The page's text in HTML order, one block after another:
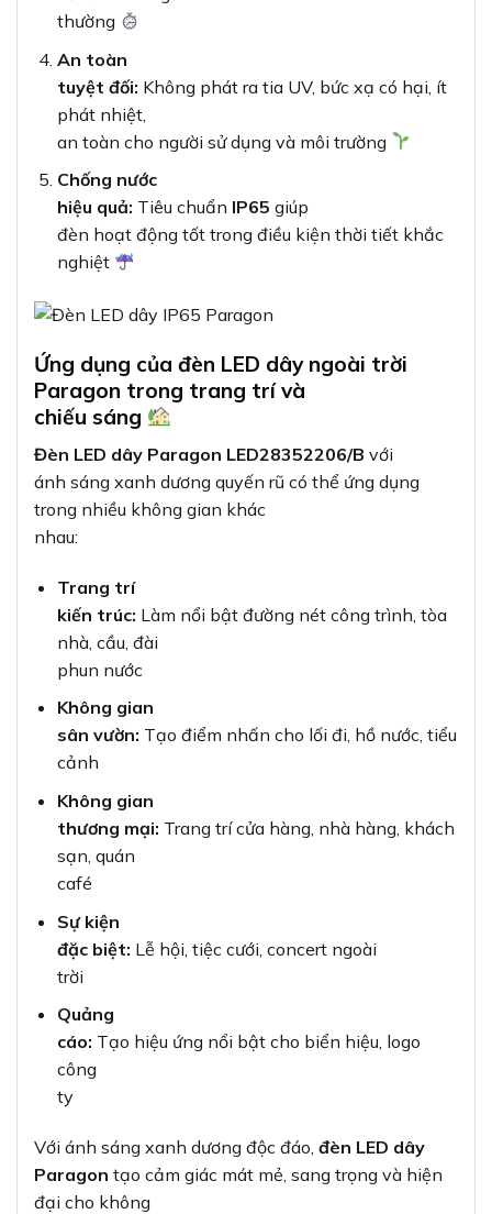
thường
An toàn
tuyệt đối: Không phát ra tia UV, bức xạ có hại, ít
phát nhiệt,
an toàn cho người sử dụng và môi trường
Chống nước
hiệu quả: Tiêu chuẩn IP65 giúp
đèn hoạt động tốt trong điều kiện thời tiết khắc
nghiệt
Ứng dụng của đèn LED dây ngoài trời
Paragon trong trang trí và
chiếu sáng
Đèn LED dây Paragon LED28352206/B với
ánh sáng xanh dương quyến rũ có thể ứng dụng
trong nhiều không gian khác
nhau:
Trang trí
kiến trúc: Làm nổi bật đường nét công trình, tòa
nhà, cầu, đài
phun nước
Không gian
sân vườn: Tạo điểm nhấn cho lối đi, hồ nước, tiểu
cảnh
Không gian
thương mại: Trang trí cửa hàng, nhà hàng, khách
sạn, quán
café
Sự kiện
đặc biệt: Lễ hội, tiệc cưới, concert ngoài
trời
Quảng
cáo: Tạo hiệu ứng nổi bật cho biển hiệu, logo
công
ty
Với ánh sáng xanh dương độc đáo, đèn LED dây
Paragon tạo cảm giác mát mẻ, sang trọng và hiện
đại cho không